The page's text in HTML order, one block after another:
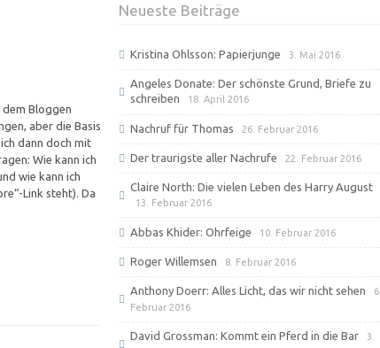
dem Bloggen
aber die Basis
dann doch mit
Wie kann ich
wie kann ich
Link steht). Da
Neueste Beiträge
Kristina Ohlsson: Papierjunge 3. Mai 2016
Angeles Donate: Der schönste Grund, Briefe zu
schreiben
18. April 2016
Nachruf für Thomas 26. Februar 2016
Der traurigste aller Nachrufe 22. Februar 2016
Claire North: Die vielen Leben des Harry August
13. Februar 2016
Abbas Khider: Ohrfeige 10. Februar 2016
Roger Willemsen 8. Februar 2016
Anthony Doerr: Alles Licht, das wir nicht sehen
6.
Februar 2016
David Grossman: Kommt ein Pferd in die Bar
3.